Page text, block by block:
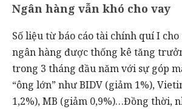
Ngân hàng vẫn khó cho vay
Số liệu từ báo cáo tài chính quí I cho
ngân hàng được thống kê tăng
trong 3 tháng đầu năm với sự góp
“ông lớn” như BIDV (giảm 1%),
1,2%), MB (giảm 0,9%)…Đồng thời,